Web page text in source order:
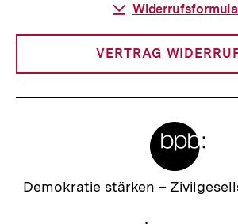
Download-
VERTRAG
Zur
Demokratie stärken –